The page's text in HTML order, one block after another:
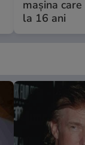
mașina
la 16 ani